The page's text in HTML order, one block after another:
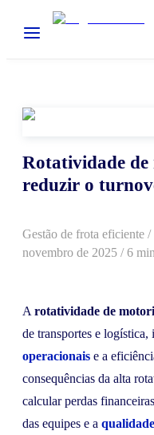
Rotatividade de
reduzir o
Gestão de frota eficiente /
novembro de 2025 / 6
A rotatividade de
de transportes e logística,
operacionais e a
consequências da alta
calcular perdas
das equipes e a